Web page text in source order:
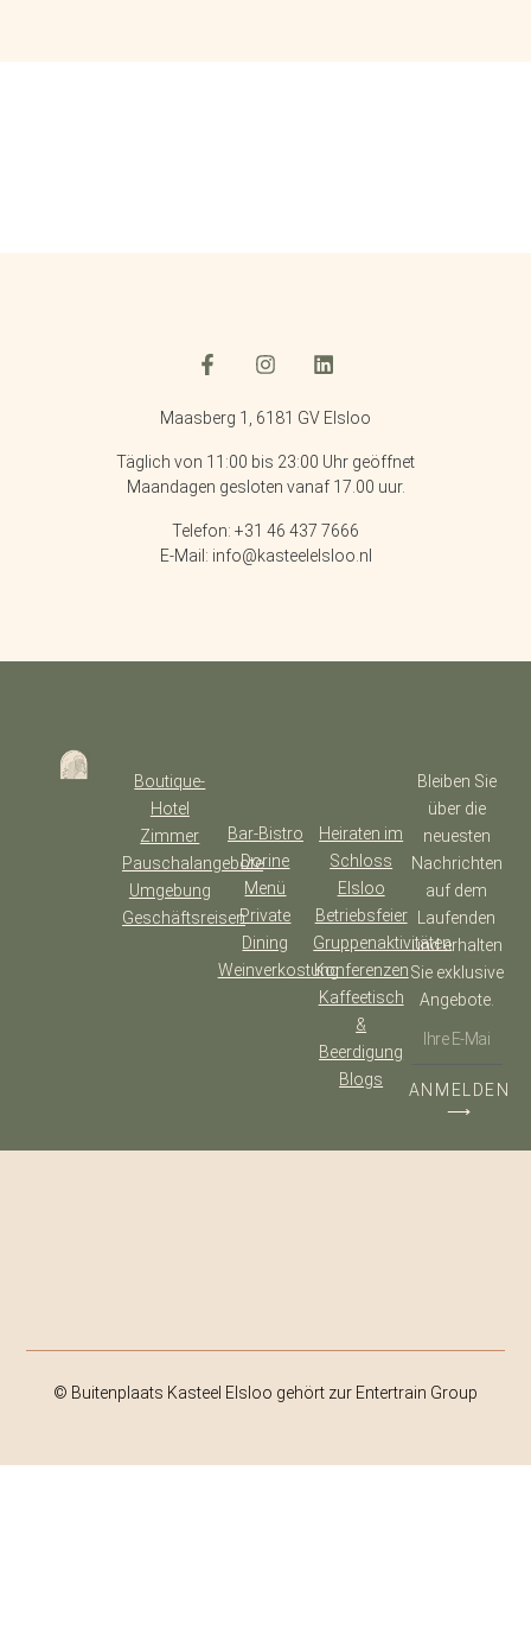
Maasberg 1, 6181 GV Elsloo
Täglich von 11:00 bis 23:00 Uhr geöffnet
Maandagen gesloten vanaf 17.00 uur.
Telefon: +31 46 437 7666
E-Mail: info@kasteelelsloo.nl
Boutique-
Hotel
Zimmer
Pauschalangebote
Umgebung
Geschäftsreisen
Bar-Bistro
Dorine
Menü
Private
Dining
Weinverkostung
Heiraten im
Schloss
Elsloo
Betriebsfeier
Gruppenaktivitäten
Konferenzen
Kaffeetisch
&
Beerdigung
Blogs
Bleiben Sie
über die
neuesten
Nachrichten
auf dem
Laufenden
und erhalten
Sie exklusive
Angebote.
ANMELDEN
⟶
© Buitenplaats Kasteel Elsloo gehört zur Entertrain Group